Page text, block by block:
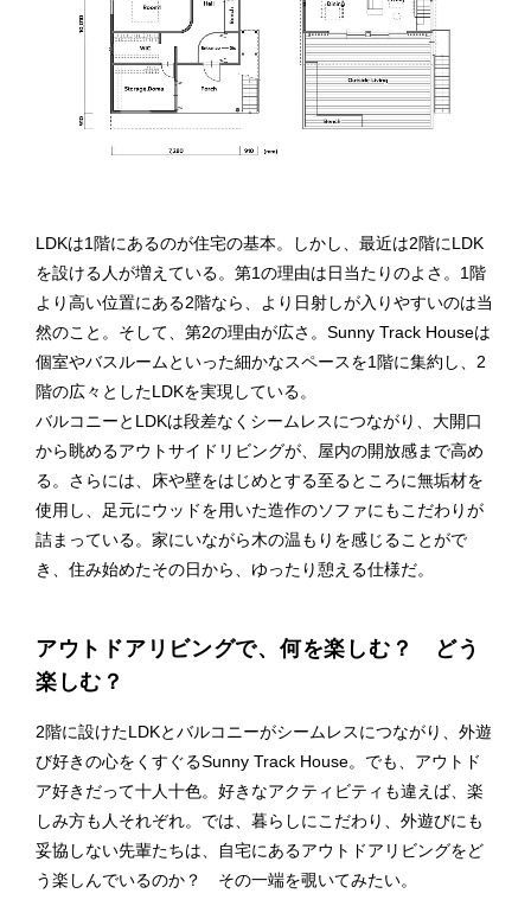
LDKは1階にあるのが住宅の基本。しかし、最近は2階にLDK
を設ける人が増えている。第1の理由は日当たりのよさ。1階
より高い位置にある2階なら、より日射しが入りやすいのは当
然のこと。そして、第2の理由が広さ。Sunny Track Houseは
個室やバスルームといった細かなスペースを1階に集約し、2
階の広々としたLDKを実現している。
バルコニーとLDKは段差なくシームレスにつながり、大開口
から眺めるアウトサイドリビングが、屋内の開放感まで高め
る。さらには、床や壁をはじめとする至るところに無垢材を
使用し、足元にウッドを用いた造作のソファにもこだわりが
詰まっている。家にいながら木の温もりを感じることがで
き、住み始めたその日から、ゆったり憩える仕様だ。
アウトドアリビングで、何を楽しむ？ どう
楽しむ？
2階に設けたLDKとバルコニーがシームレスにつながり、外遊
び好きの心をくすぐるSunny Track House。でも、アウトド
ア好きだって十人十色。好きなアクティビティも違えば、楽
しみ方も人それぞれ。では、暮らしにこだわり、外遊びにも
妥協しない先輩たちは、自宅にあるアウトドアリビングをど
う楽しんでいるのか？ その一端を覗いてみたい。